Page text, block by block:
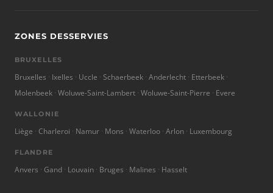
ZONES DESSERVIES
BRUXELLES
Bruxelles Ixelles Uccle Schaerbeek Anderlecht Etterbeek
Molenbeek Woluwe-Saint-Lambert Woluwe-Saint-Pierre Evere
WALLONIE
Liège Charleroi Namur Mons Waterloo Arlon Luxembourg
FLANDRE
Anvers Gand Louvain Bruges Malines Hasselt